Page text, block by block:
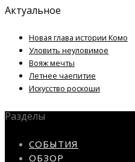
Актуальное
Новая глава истории Комо
Уловить неуловимое
Вояж мечты
Летнее чаепитие
Искусство роскоши
Разделы
СОБЫТИЯ
ОБЗОР